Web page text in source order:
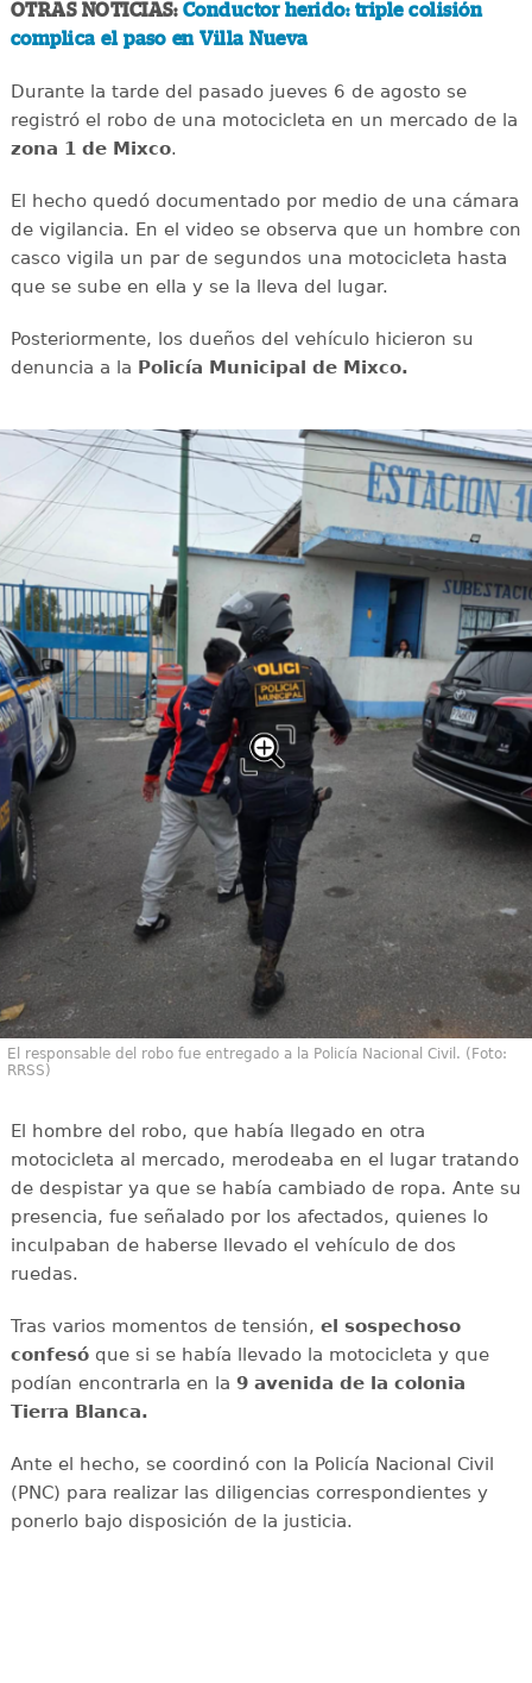
OTRAS NOTICIAS: Conductor herido: triple colisión
complica el paso en Villa Nueva
Durante la tarde del pasado jueves 6 de agosto se
registró el robo de una motocicleta en un mercado de la
zona 1 de Mixco.
El hecho quedó documentado por medio de una cámara
de vigilancia. En el video se observa que un hombre con
casco vigila un par de segundos una motocicleta hasta
que se sube en ella y se la lleva del lugar.
Posteriormente, los dueños del vehículo hicieron su
denuncia a la Policía Municipal de Mixco.
El responsable del robo fue entregado a la Policía Nacional Civil. (Foto:
RRSS)
El hombre del robo, que había llegado en otra
motocicleta al mercado, merodeaba en el lugar tratando
de despistar ya que se había cambiado de ropa. Ante su
presencia, fue señalado por los afectados, quienes lo
inculpaban de haberse llevado el vehículo de dos
ruedas.
Tras varios momentos de tensión, el sospechoso
confesóque si se había llevado la motocicleta y que
podían encontrarla en la 9 avenida de la colonia
Tierra Blanca.
Ante el hecho, se coordinó con la Policía Nacional Civil
(PNC) para realizar las diligencias correspondientes y
ponerlo bajo disposición de la justicia.